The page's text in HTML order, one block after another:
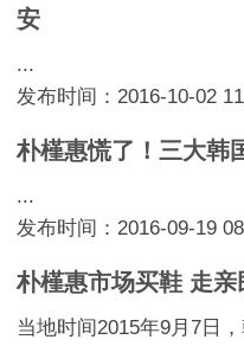
安
...
发布时间：2016-10-02
朴槿惠慌了！三大韩
...
发布时间：2016-09-19
朴槿惠市场买鞋 走亲
当地时间2015年9月7日